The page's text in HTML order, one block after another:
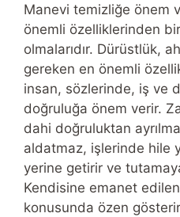
Manevi temizliğe önem
önemli özelliklerinden
olmalarıdır. Dürüstlük,
gereken en önemli
insan, sözlerinde, iş ve
doğruluğa önem verir.
dahi doğruluktan
aldatmaz, işlerinde hile
yerine getirir ve
Kendisine emanet
konusunda özen